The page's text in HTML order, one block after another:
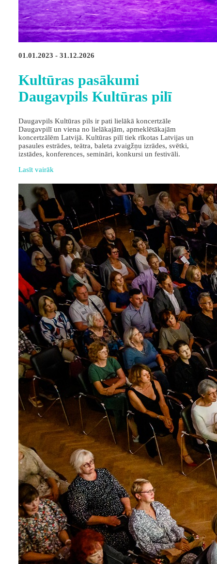
01.01.2023 - 31.12.2026
Kultūras pasākumi
Daugavpils Kultūras pilī
Daugavpils Kultūras pils ir pati lielākā koncertzāle
Daugavpilī un viena no lielākajām, apmeklētākajām
koncertzālēm Latvijā. Kultūras pilī tiek rīkotas Latvijas un
pasaules estrādes, teātra, baleta zvaigžņu izrādes, svētki,
izstādes, konferences, semināri, konkursi un festivāli.
Lasīt vairāk